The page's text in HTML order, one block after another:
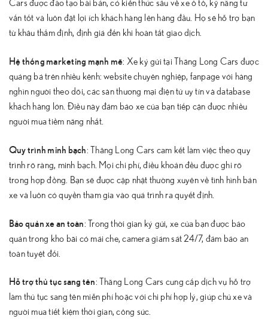
Cars được đào tạo bài bản, có kiến thức sâu về xe ô tô, kỹ năng tư
vấn tốt và luôn đặt lợi ích khách hàng lên hàng đầu. Họ sẽ hỗ trợ bạn
từ khâu thẩm định, định giá đến khi hoàn tất giao dịch.
Hệ thống marketing mạnh mẽ: Xe ký gửi tại Thăng Long Cars được
quảng bá trên nhiều kênh: website chuyên nghiệp, fanpage với hàng
nghìn người theo dõi, các sàn thương mại điện tử uy tín và database
khách hàng lớn. Điều này đảm bảo xe của bạn tiếp cận được nhiều
người mua tiềm năng nhất.
Quy trình minh bạch: Thăng Long Cars cam kết làm việc theo quy
trình rõ ràng, minh bạch. Mọi chi phí, điều khoản đều được ghi rõ
trong hợp đồng. Bạn sẽ được cập nhật thường xuyên về tình hình bán
xe và luôn có quyền tham gia vào quá trình ra quyết định.
Bảo quản xe an toàn: Trong thời gian ký gửi, xe của bạn được bảo
quản trong kho bãi có mái che, camera giám sát 24/7, đảm bảo an
toàn tuyệt đối.
Hỗ trợ thủ tục sang tên: Thăng Long Cars cung cấp dịch vụ hỗ trợ
làm thủ tục sang tên miễn phí hoặc với chi phí hợp lý, giúp chủ xe và
người mua tiết kiệm thời gian, công sức.